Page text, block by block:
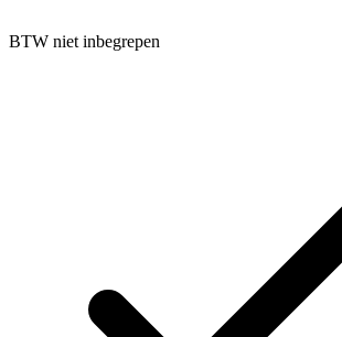
BTW niet inbegrepen